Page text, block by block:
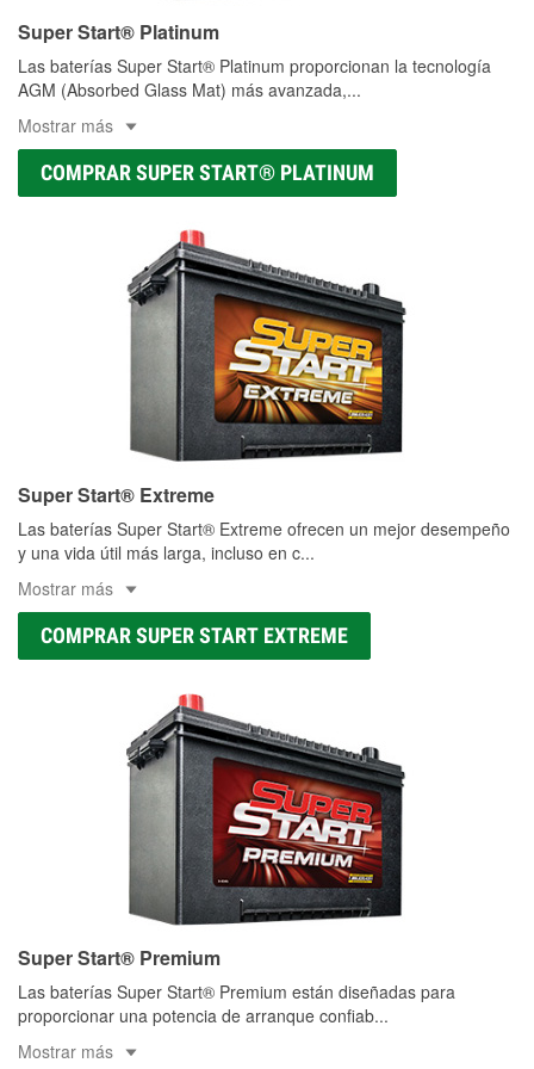
Super Start® Platinum
Las baterías Super Start® Platinum proporcionan la tecnología
AGM (Absorbed Glass Mat) más avanzada,...
Mostrar más
COMPRAR SUPER START® PLATINUM
Super Start® Extreme
Las baterías Super Start® Extreme ofrecen un mejor desempeño
y una vida útil más larga, incluso en c...
Mostrar más
COMPRAR SUPER START EXTREME
Super Start® Premium
Las baterías Super Start® Premium están diseñadas para
proporcionar una potencia de arranque confiab...
Mostrar más